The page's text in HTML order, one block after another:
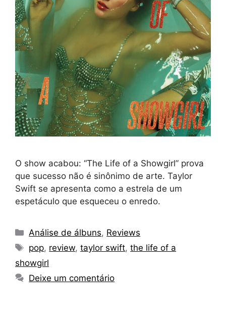
O show acabou: “The Life of a Showgirl” prova
que sucesso não é sinônimo de arte. Taylor
Swift se apresenta como a estrela de um
espetáculo que esqueceu o enredo.
Categorias
Análise de álbuns, Reviews
Tags
pop, review,taylor swift,the life of a
showgirl
Deixe um comentário